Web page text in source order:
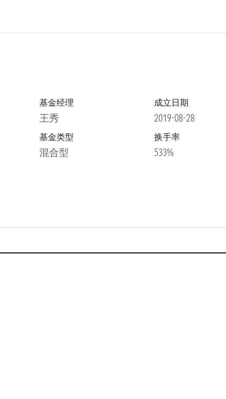
基金经理
王秀
成立日期
2019-08-28
基金类型
混合型
换手率
533%